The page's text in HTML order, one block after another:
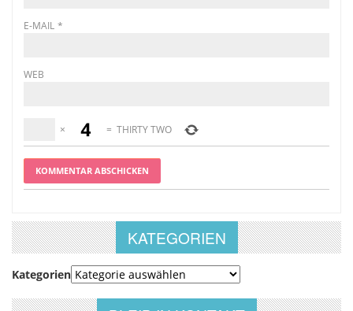
E-MAIL *
WEB
× = THIRTY TWO
KATEGORIEN
Kategorien